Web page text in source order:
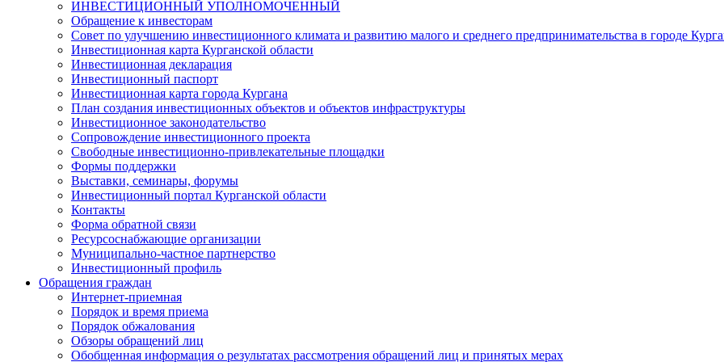
ИНВЕСТИЦИОННЫЙ УПОЛНОМОЧЕННЫЙ
Обращение к инвесторам
Совет по улучшению инвестиционного климата и развитию малого и среднего предпринимательства в городе
Инвестиционная карта Курганской области
Инвестиционная декларация
Инвестиционный паспорт
Инвестиционная карта города Кургана
План создания инвестиционных объектов и объектов инфраструктуры
Инвестиционное законодательство
Сопровождение инвестиционного проекта
Свободные инвестиционно-привлекательные площадки
Формы поддержки
Выставки, семинары, форумы
Инвестиционный портал Курганской области
Контакты
Форма обратной связи
Ресурсоснабжающие организации
Муниципально-частное партнерство
Инвестиционный профиль
Обращения граждан
Интернет-приемная
Порядок и время приема
Порядок обжалования
Обзоры обращений лиц
Обобщенная информация о результатах рассмотрения обращений лиц и принятых мерах